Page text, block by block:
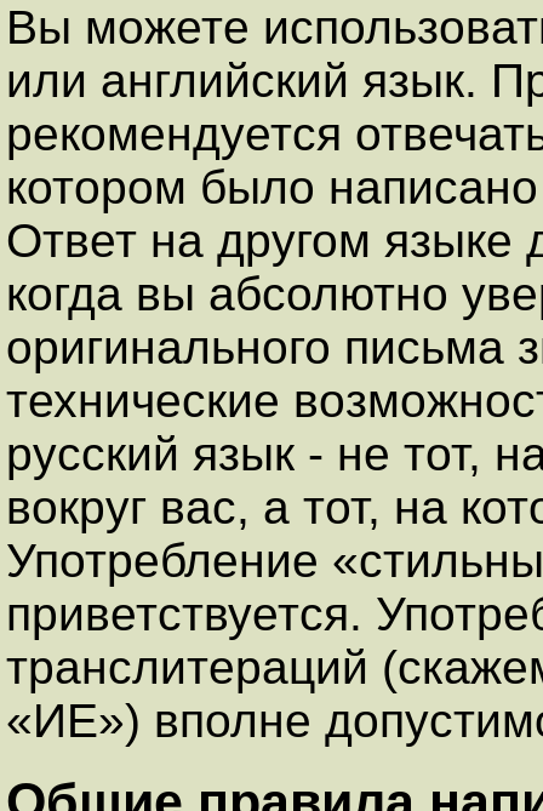
Вы можете
или английский язык.
рекомендуется
котором было
Ответ на другом языке
когда вы абсолютно
оригинального письма
технические
русский язык - не тот,
вокруг вас, а тот, на
Употребление
приветствуется.
транслитераций
«ИЕ») вполне